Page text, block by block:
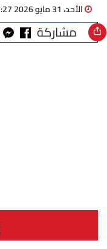
الأحد، 31 مايو 2026 01:27 م
مشاركة